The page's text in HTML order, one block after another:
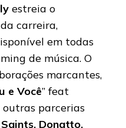
estreia o
carreira,
em todas
de música. O
marcantes,
e Você” feat
outras parcerias
Donatto,